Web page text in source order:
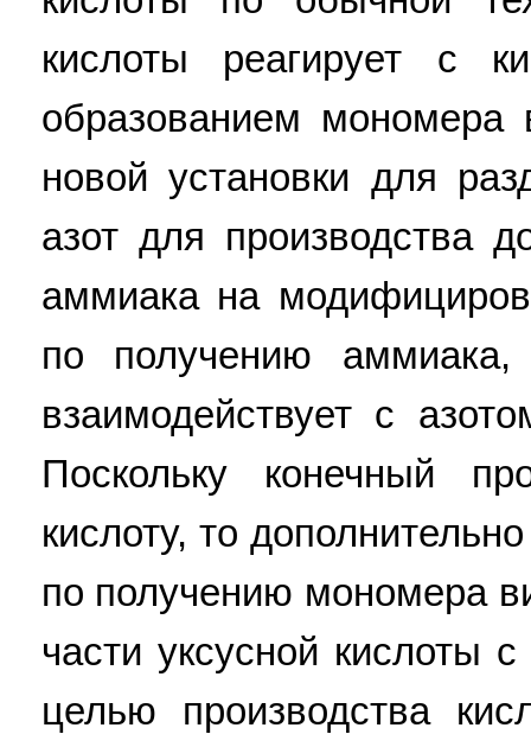
кислоты реагирует с
образованием
новой установки для
азот для производства
аммиака на
по получению аммиака,
взаимодействует с
Поскольку конечный
кислоту, то
по получению мономера
части уксусной кислоты
целью производства